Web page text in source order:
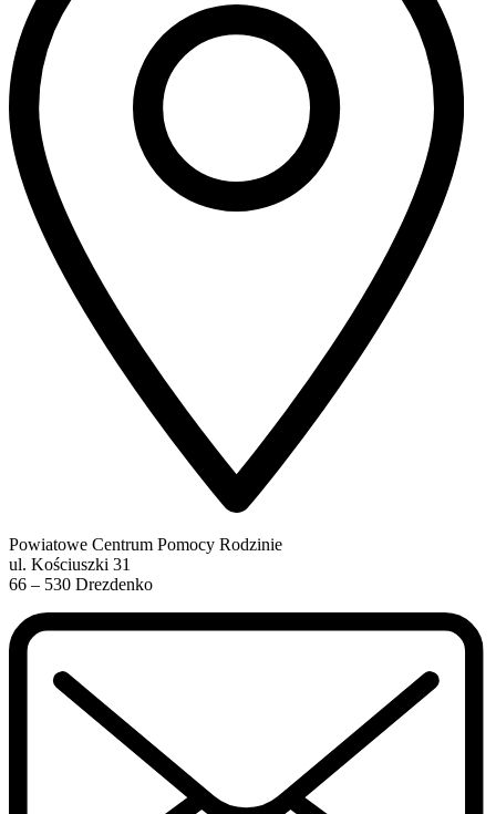
Powiatowe Centrum Pomocy Rodzinie
ul. Kościuszki 31
66 – 530 Drezdenko